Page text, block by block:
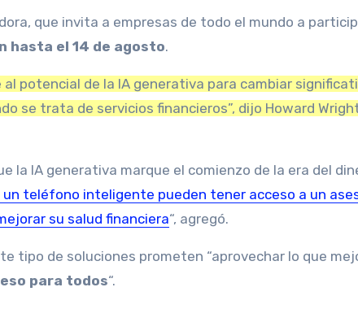
que invita a empresas de todo el mundo a
hasta el 14 de agosto.
potencial de la IA generativa para cambiar
se trata de servicios financieros”, dijo Howard
la IA generativa marque el comienzo de la era del
teléfono inteligente pueden tener acceso a un
su salud financiera“, agregó.
tipo de soluciones prometen “aprovechar lo que
para todos“.